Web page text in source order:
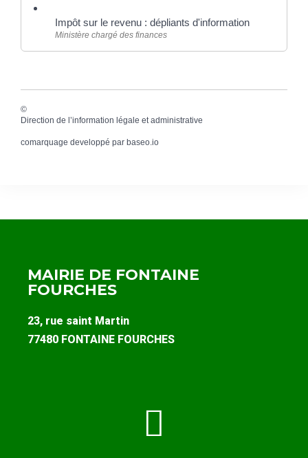
Impôt sur le revenu : dépliants d'information
Ministère chargé des finances
©
Direction de l’information légale et administrative
comarquage developpé par baseo.io
MAIRIE DE FONTAINE
FOURCHES
23, rue saint Martin
77480 FONTAINE FOURCHES